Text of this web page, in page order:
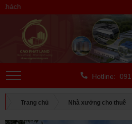
Hotline:
Trang chủ Nhà xưởng cho thuê
CHO THUÊ NGOÀI KCN Bình